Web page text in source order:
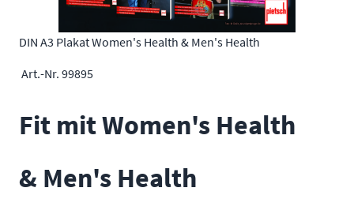
DIN A3 Plakat Women's Health & Men's Health
Art.-Nr. 99895
Fit mit Women's Health
& Men's Health